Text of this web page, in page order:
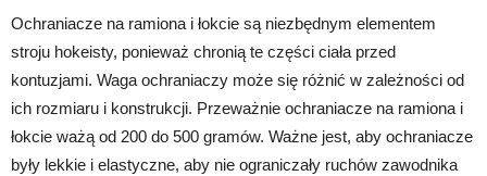
Ochraniacze na ramiona i łokcie są niezbędnym elementem
stroju hokeisty, ponieważ chronią te części ciała przed
kontuzjami. Waga ochraniaczy może się różnić w zależności od
ich rozmiaru i konstrukcji. Przeważnie ochraniacze na ramiona i
łokcie ważą od 200 do 500 gramów. Ważne jest, aby ochraniacze
były lekkie i elastyczne, aby nie ograniczały ruchów zawodnika